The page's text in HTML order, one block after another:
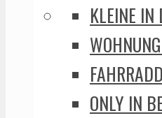
KLEINE IN
ONLY IN